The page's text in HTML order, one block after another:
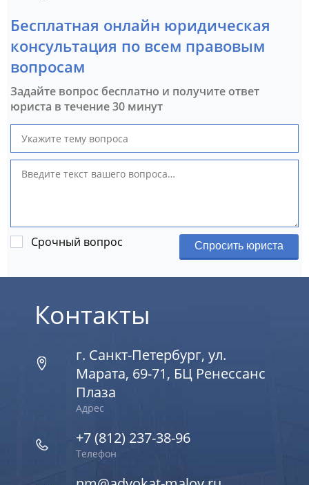
Бесплатная онлайн юридическая
консультация по всем правовым
вопросам
Задайте вопрос бесплатно и получите ответ
юриста в течение 30 минут
Срочный вопрос Спросить юриста
Контакты
г. Санкт-Петербург, ул.
Марата, 69-71, БЦ Ренессанс
Плаза
Адрес
+7 (812) 237-38-96
Телефон